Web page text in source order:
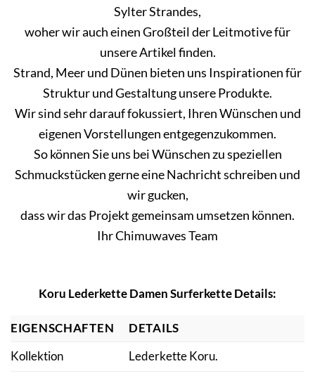
Sylter Strandes,
woher wir auch einen Großteil der Leitmotive für
unsere Artikel finden.
Strand, Meer und Dünen bieten uns Inspirationen für
Struktur und Gestaltung unsere Produkte.
Wir sind sehr darauf fokussiert, Ihren Wünschen und
eigenen Vorstellungen entgegenzukommen.
So können Sie uns bei Wünschen zu speziellen
Schmuckstücken gerne eine Nachricht schreiben und
wir gucken,
dass wir das Projekt gemeinsam umsetzen können.
Ihr Chimuwaves Team
Koru Lederkette Damen Surferkette Details:
EIGENSCHAFTEN
DETAILS
Kollektion
Lederkette Koru.